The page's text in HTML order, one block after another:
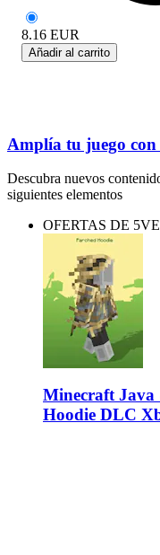
8.16 EUR
Añadir al carrito
Amplía tu juego
Descubra nuevos
siguientes elementos
OFERTAS DE
Minecraft Java
Hoodie DLC